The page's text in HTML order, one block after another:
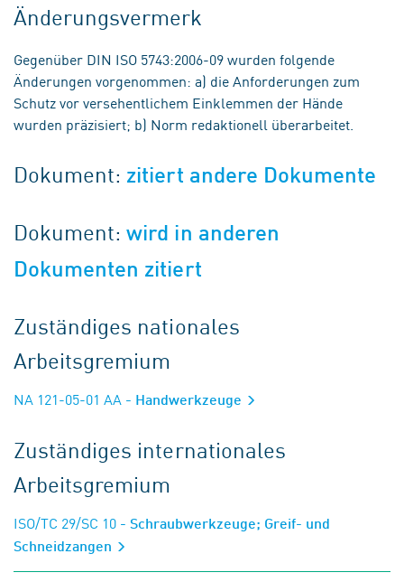
Änderungsvermerk
Gegenüber DIN ISO 5743:2006-09 wurden folgende
Änderungen vorgenommen: a) die Anforderungen zum
Schutz vor versehentlichem Einklemmen der Hände
wurden präzisiert; b) Norm redaktionell überarbeitet.
Dokument: zitiert andere Dokumente
Dokument:wird in anderen
Dokumenten zitiert
Zuständiges nationales
Arbeitsgremium
NA 121-05-01 AA - Handwerkzeuge
Zuständiges internationales
Arbeitsgremium
ISO/TC 29/SC 10 - Schraubwerkzeuge; Greif- und
Schneidzangen